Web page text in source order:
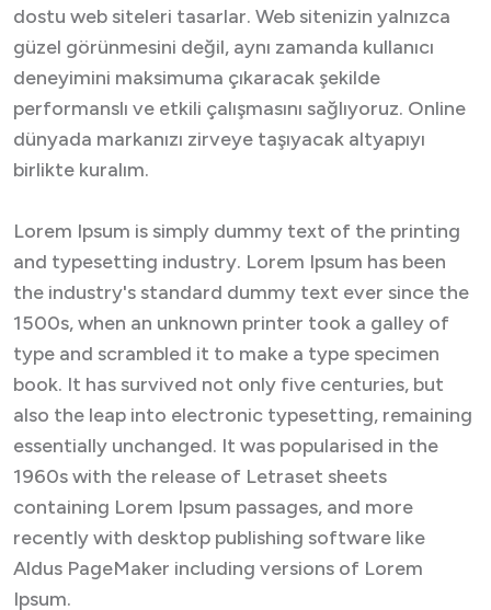
dostu web siteleri tasarlar. Web sitenizin yalnızca
güzel görünmesini değil, aynı zamanda kullanıcı
deneyimini maksimuma çıkaracak şekilde
performanslı ve etkili çalışmasını sağlıyoruz. Online
dünyada markanızı zirveye taşıyacak altyapıyı
birlikte kuralım.
Lorem Ipsum is simply dummy text of the printing
and typesetting industry. Lorem Ipsum has been
the industry's standard dummy text ever since the
1500s, when an unknown printer took a galley of
type and scrambled it to make a type specimen
book. It has survived not only five centuries, but
also the leap into electronic typesetting, remaining
essentially unchanged. It was popularised in the
1960s with the release of Letraset sheets
containing Lorem Ipsum passages, and more
recently with desktop publishing software like
Aldus PageMaker including versions of Lorem
Ipsum.